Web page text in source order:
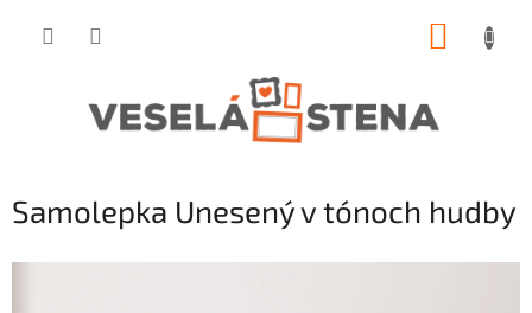
Samolepka Unesený v tónoch hudby